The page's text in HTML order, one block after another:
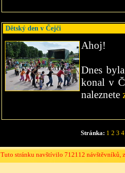
Dětský den v Čejči
Ahoj!
Dnes
konal v
naleznete
Stránka: 1 2 3 4
Tuto stránku navštívilo 712112 návštěvníků,